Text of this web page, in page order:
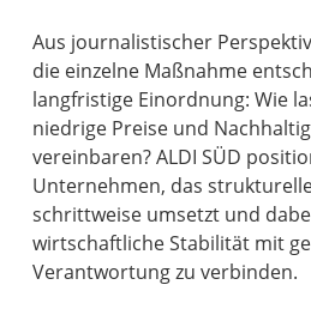
Aus journalistischer
die einzelne Maßnahme
langfristige Einordnung: Wie
niedrige Preise und
vereinbaren? ALDI SÜD
Unternehmen, das
schrittweise umsetzt und
wirtschaftliche Stabilität mit
Verantwortung zu verbinden.